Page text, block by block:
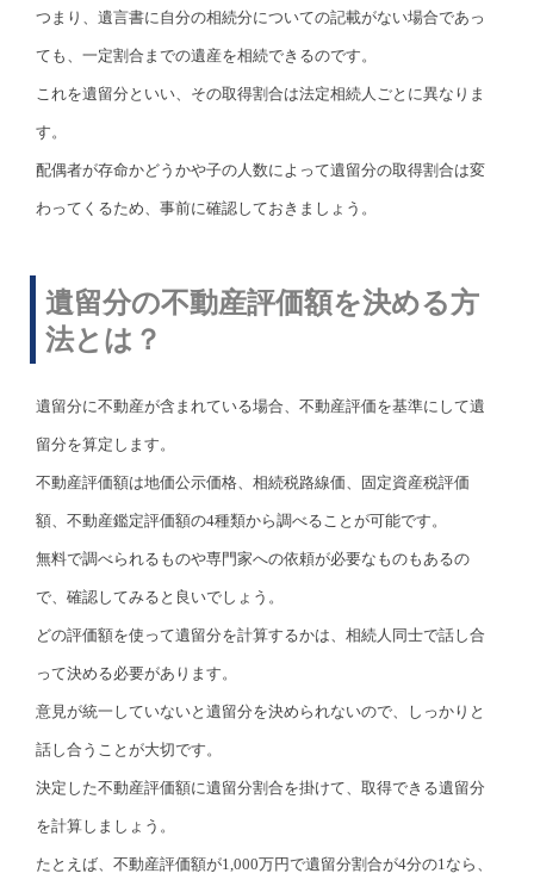
つまり、遺言書に自分の相続分についての記載がない場合であっ
ても、一定割合までの遺産を相続できるのです。
これを遺留分といい、その取得割合は法定相続人ごとに異なりま
す。
配偶者が存命かどうかや子の人数によって遺留分の取得割合は変
わってくるため、事前に確認しておきましょう。
遺留分の不動産評価額を決める方
法とは？
遺留分に不動産が含まれている場合、不動産評価を基準にして遺
留分を算定します。
不動産評価額は地価公示価格、相続税路線価、固定資産税評価
額、不動産鑑定評価額の4種類から調べることが可能です。
無料で調べられるものや専門家への依頼が必要なものもあるの
で、確認してみると良いでしょう。
どの評価額を使って遺留分を計算するかは、相続人同士で話し合
って決める必要があります。
意見が統一していないと遺留分を決められないので、しっかりと
話し合うことが大切です。
決定した不動産評価額に遺留分割合を掛けて、取得できる遺留分
を計算しましょう。
たとえば、不動産評価額が1,000万円で遺留分割合が4分の1なら、